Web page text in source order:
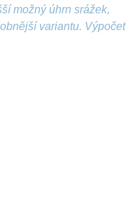
možný úhrn srážek,
variantu. Výpočet